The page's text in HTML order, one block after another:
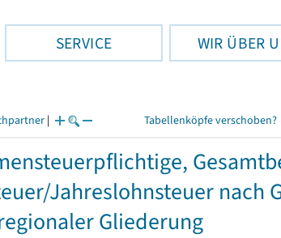
SERVICE WIR ÜBER
| Tabellenköpfe verschoben?
Jahreslohnsteuer nach
Gliederung